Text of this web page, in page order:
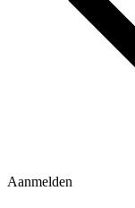
Aanmelden